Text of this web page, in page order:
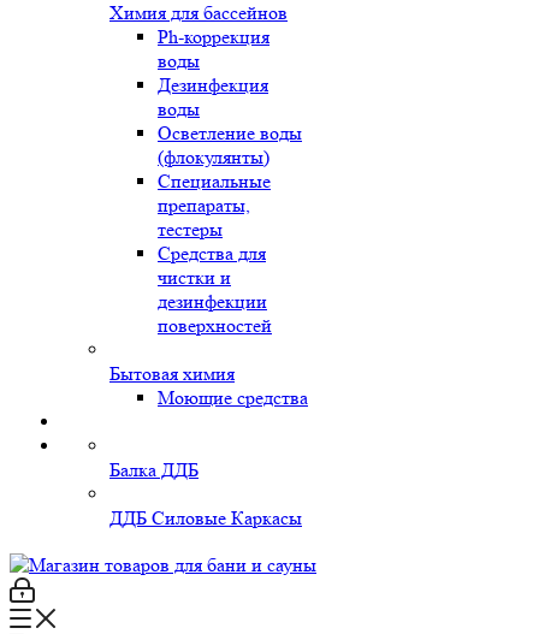
Химия для бассейнов
Ph-коррекция
воды
Дезинфекция
воды
Осветление воды
(флокулянты)
Специальные
препараты,
тестеры
Средства для
чистки и
дезинфекции
поверхностей
Бытовая химия
Моющие средства
Балка ДДБ
ДДБ Силовые Каркасы